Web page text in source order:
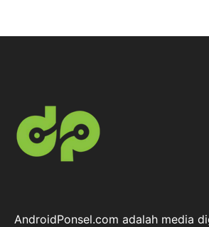
AndroidPonsel.com adalah media